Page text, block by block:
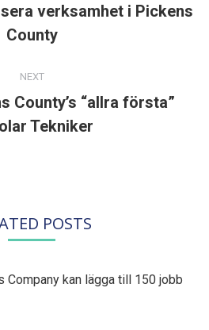
Previous
post:
verksamhet i Pickens
County
NEXT
Next
post:
County’s “allra första”
Tekniker
POSTS
Company kan lägga till 150 jobb